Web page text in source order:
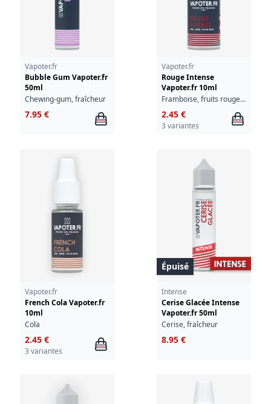
Vapoter.fr
Bubble Gum Vapoter.fr
50ml
Chewing-gum, fraîcheur
7.95 €
Vapoter.fr
Rouge Intense
Vapoter.fr 10ml
Framboise, fruits rouges, fraîcheur
2.45 €
3 variantes
Vapoter.fr
French Cola Vapoter.fr
10ml
Cola
2.45 €
3 variantes
Épuisé
Intense
Cerise Glacée Intense
Vapoter.fr 50ml
Cerise, fraîcheur
8.95 €